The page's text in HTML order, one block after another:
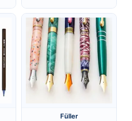
Füller